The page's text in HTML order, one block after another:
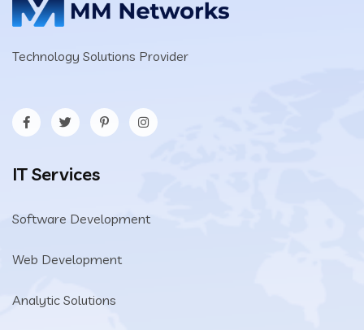
Technology Solutions Provider
IT Services
Software Development
Web Development
Analytic Solutions